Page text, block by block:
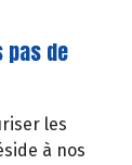
de
les
à nos